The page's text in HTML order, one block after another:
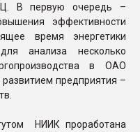
В первую очередь –
эффективности
время энергетики
анализа несколько
в ОАО
предприятия –
НИИК проработана